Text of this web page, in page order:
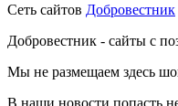
Сеть сайтов Добровестник
Добровестник - сайты с
Мы не размещаем здесь
В наши новости попасть